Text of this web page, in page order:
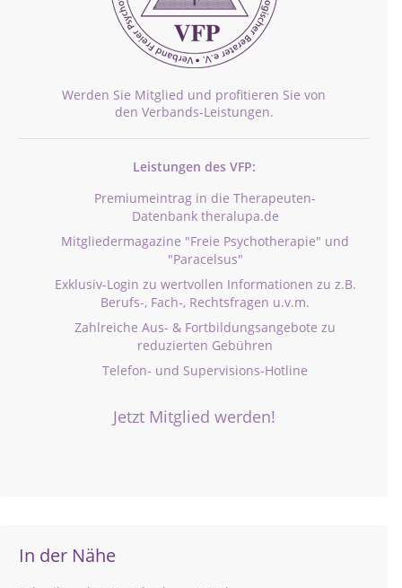
Werden Sie Mitglied und profitieren Sie von
den Verbands-Leistungen.
Leistungen des VFP:
Premiumeintrag in die Therapeuten-
Datenbank theralupa.de
Mitgliedermagazine "Freie Psychotherapie" und
"Paracelsus"
Exklusiv-Login zu wertvollen Informationen zu z.B.
Berufs-, Fach-, Rechtsfragen u.v.m.
Zahlreiche Aus- & Fortbildungsangebote zu
reduzierten Gebühren
Telefon- und Supervisions-Hotline
Jetzt Mitglied werden!
In der Nähe